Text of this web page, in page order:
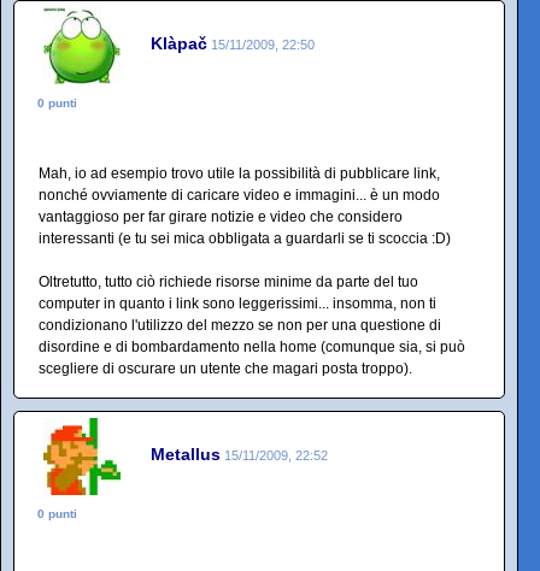
Klàpač 15/11/2009, 22:50
0 punti
Mah, io ad esempio trovo utile la possibilità di pubblicare link,
nonché ovviamente di caricare video e immagini... è un modo
vantaggioso per far girare notizie e video che considero
interessanti (e tu sei mica obbligata a guardarli se ti scoccia :D)
Oltretutto, tutto ciò richiede risorse minime da parte del tuo
computer in quanto i link sono leggerissimi... insomma, non ti
condizionano l'utilizzo del mezzo se non per una questione di
disordine e di bombardamento nella home (comunque sia, si può
scegliere di oscurare un utente che magari posta troppo).
Metallus 15/11/2009, 22:52
0 punti